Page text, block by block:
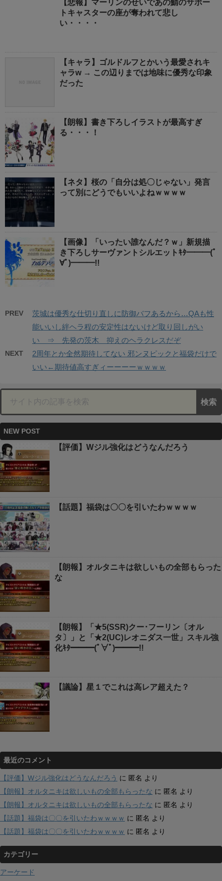
【悲報】マーリンのせいであの鯖のサポー
トキャスターの座が奪われて悲し
い・・・・
【キャラ】ゴルドルフとかいう最愛されキ
ャラw → この辺りまでは地味に優秀な印象
だった
【朗報】書き下ろしイラストが最高すぎ
る・・・！
【ネタ】桜の「自分は処〇じゃない」発言
って別にどうでもいいよねｗｗｗｗ
【画像】「いったい誰なんだ？ｗ」新規描
き下ろしサーヴァントシルエットｷﾀ━━━(ﾟ
∀ﾟ)━━━!!
PREV
茨城は優秀な仕切り直しに防御バフあるから…QAも性
能いいし絆ヘラ程の安定性はないけど取り回しがい
い ⇒ 先発の茨木 抑えのヘラクレスだぞ
NEXT
2周年とか全然期待してない 邪ンヌピックと福袋だけで
いい←期待値高すぎィーーーーｗｗｗｗ
NEW POST
【評価】Wジル強化はどうなんだろう
【話題】福袋は〇〇を引いたわｗｗｗｗ
【朗報】オルタニキは欲しいもの全部もらった
な
【朗報】「★5(SSR)クー･フーリン〔オル
タ〕」と「★2(UC)レオニダス一世」スキル強
化ｷﾀ━━━(ﾟ∀ﾟ)━━━!!
【議論】星１でこれは高レア超えた？
最近のコメント
【評価】Wジル強化はどうなんだろう に 匿名 より
【朗報】オルタニキは欲しいもの全部もらったな に 匿名 より
【朗報】オルタニキは欲しいもの全部もらったな に 匿名 より
【話題】福袋は〇〇を引いたわｗｗｗｗ に 匿名 より
【話題】福袋は〇〇を引いたわｗｗｗｗ に 匿名 より
カテゴリー
アーケード